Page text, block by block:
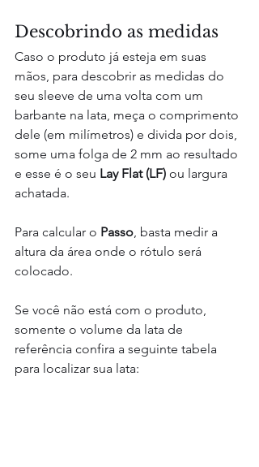
Descobrindo as medidas
Caso o produto já esteja em suas
mãos, para descobrir as medidas do
seu sleeve de uma volta com um
barbante na lata, meça o comprimento
dele (em milímetros) e divida por dois,
some uma folga de 2 mm ao resultado
e esse é o seu Lay Flat (LF) ou largura
achatada.
Para calcular o Passo, basta medir a
altura da área onde o rótulo será
colocado.
Se você não está com o produto,
somente o volume da lata de
referência confira a seguinte tabela
para localizar sua lata: